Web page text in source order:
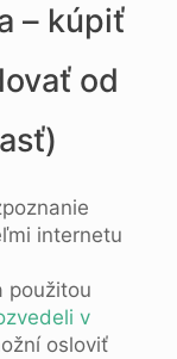
– kúpiť
od
internetu
použitou
v
osloviť